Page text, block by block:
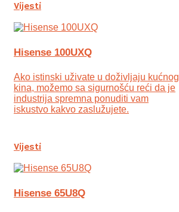
Vijesti
Hisense 100UXQ
Ako istinski uživate u doživljaju kućnog
kina, možemo sa sigurnošću reći da je
industrija spremna ponuditi vam
iskustvo kakvo zaslužujete.
Vijesti
Hisense 65U8Q